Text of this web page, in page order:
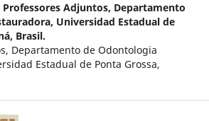
Professores Adjuntos, Departamento
Universidad Estadual de
Brasil.
Departamento de Odontologia
Estadual de Ponta Grossa,